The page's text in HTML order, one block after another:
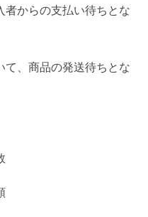
者からの支払い待ちとな
、商品の発送待ちとな